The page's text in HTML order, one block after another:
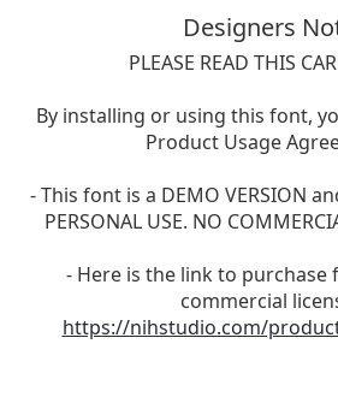
Designers
PLEASE READ THIS
By installing or using this font,
Product Usage
- This font is a DEMO VERSION
PERSONAL USE. NO
- Here is the link to purchase
commercial
https://nihstudio.com/